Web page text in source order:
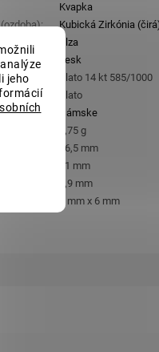
jeho
Kvapka
: Kubická Zirkónia
Slza
:
Lesk
Zlato 14 kt 585/1000
Zlato
Dámske
0,75 g
16,5 mm
11 mm
6,9 mm
4 mm x 6 mm